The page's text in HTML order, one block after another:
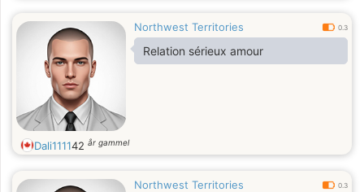
Northwest Territories 0.3
Relation sérieux amour
Dali111142 år gammel
Northwest Territories 0.3